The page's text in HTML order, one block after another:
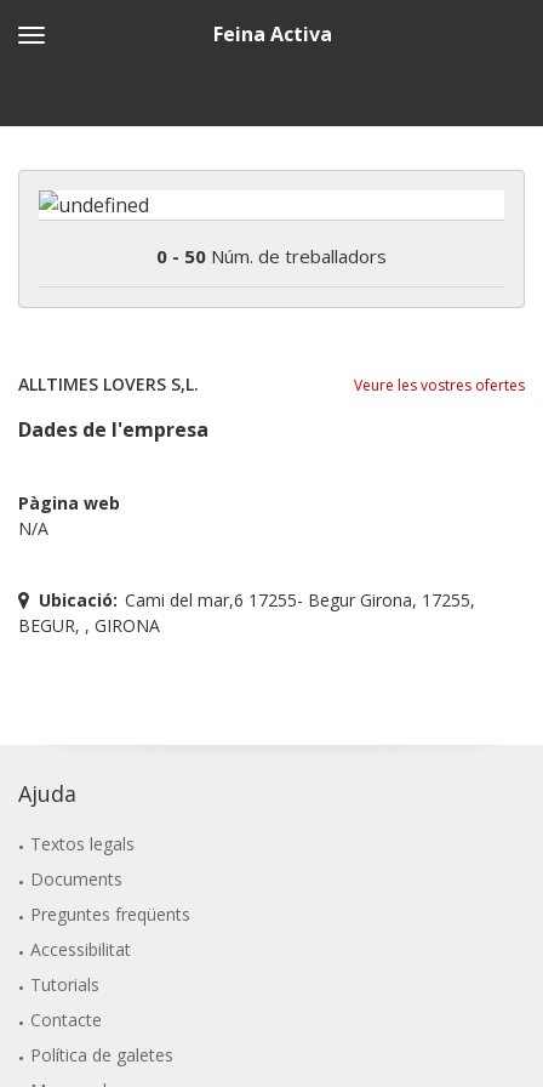
Feina Activa
0 - 50 Núm. de treballadors
ALLTIMES LOVERS S,L. Veure les vostres ofertes
Dades de l'empresa
Pàgina web
N/A
Ubicació: Cami del mar,6 17255- Begur Girona, 17255,
BEGUR, , GIRONA
Ajuda
Textos legals
Documents
Preguntes freqüents
Accessibilitat
Tutorials
Contacte
Política de galetes